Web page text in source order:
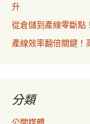
升
從倉儲到產線零斷點
產線效率翻倍關鍵！
分類